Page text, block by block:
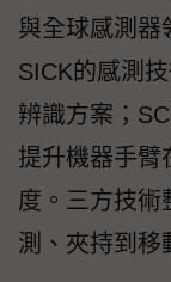
與全球感測器
SICK的感測
辨識方案；
提升機器手臂
度。三方技術
測、夾持到移